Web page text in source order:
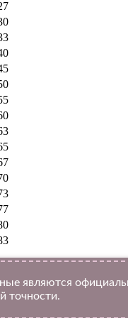
являются
точности.